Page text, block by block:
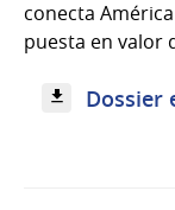
conecta
puesta en valor
Dossier